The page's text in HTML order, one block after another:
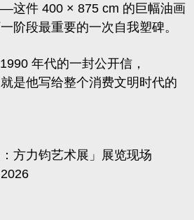
这件 400 × 875 cm 的巨幅油画
段最重要的一次自我塑碑。
年代的一封公开信，
是他写给整个消费文明时代的
方力钧艺术展」展览现场